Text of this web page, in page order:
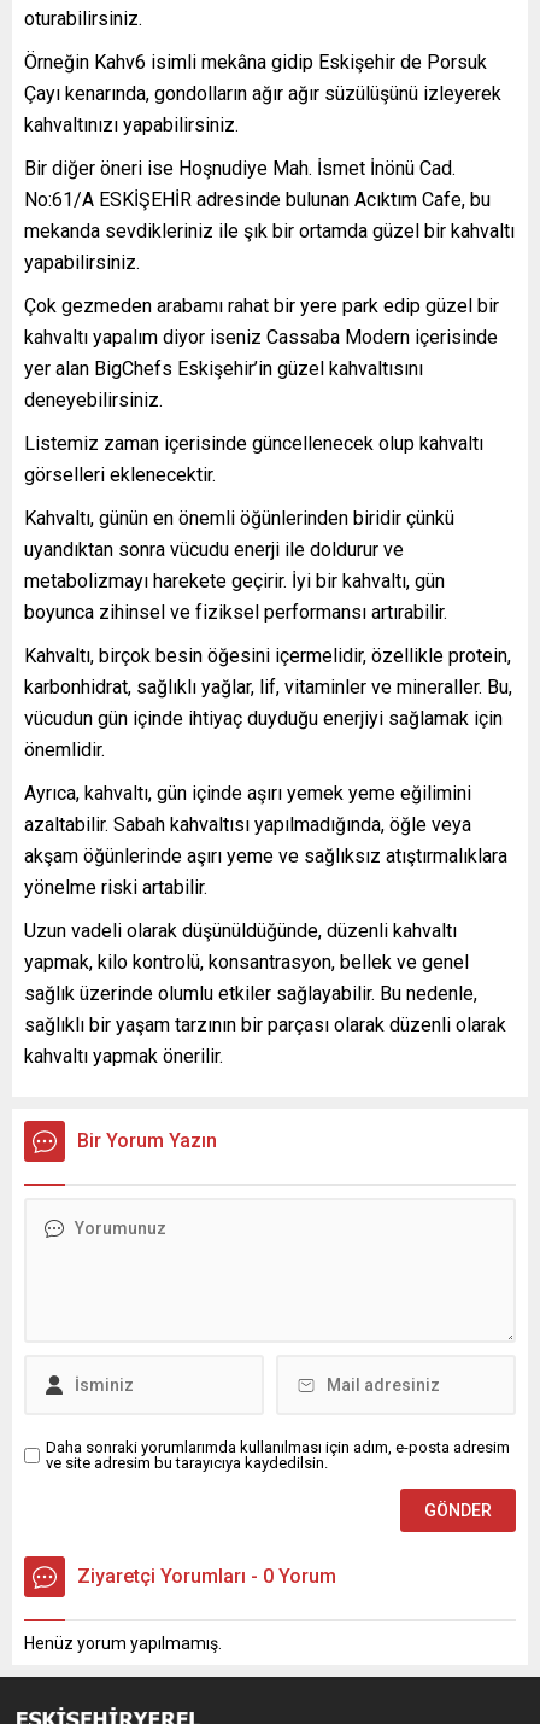
oturabilirsiniz.
Örneğin Kahv6 isimli mekâna gidip Eskişehir de Porsuk
Çayı kenarında, gondolların ağır ağır süzülüşünü izleyerek
kahvaltınızı yapabilirsiniz.
Bir diğer öneri ise Hoşnudiye Mah. İsmet İnönü Cad.
No:61/A ESKİŞEHİR adresinde bulunan Acıktım Cafe, bu
mekanda sevdikleriniz ile şık bir ortamda güzel bir kahvaltı
yapabilirsiniz.
Çok gezmeden arabamı rahat bir yere park edip güzel bir
kahvaltı yapalım diyor iseniz Cassaba Modern içerisinde
yer alan BigChefs Eskişehir’in güzel kahvaltısını
deneyebilirsiniz.
Listemiz zaman içerisinde güncellenecek olup kahvaltı
görselleri eklenecektir.
Kahvaltı, günün en önemli öğünlerinden biridir çünkü
uyandıktan sonra vücudu enerji ile doldurur ve
metabolizmayı harekete geçirir. İyi bir kahvaltı, gün
boyunca zihinsel ve fiziksel performansı artırabilir.
Kahvaltı, birçok besin öğesini içermelidir, özellikle protein,
karbonhidrat, sağlıklı yağlar, lif, vitaminler ve mineraller. Bu,
vücudun gün içinde ihtiyaç duyduğu enerjiyi sağlamak için
önemlidir.
Ayrıca, kahvaltı, gün içinde aşırı yemek yeme eğilimini
azaltabilir. Sabah kahvaltısı yapılmadığında, öğle veya
akşam öğünlerinde aşırı yeme ve sağlıksız atıştırmalıklara
yönelme riski artabilir.
Uzun vadeli olarak düşünüldüğünde, düzenli kahvaltı
yapmak, kilo kontrolü, konsantrasyon, bellek ve genel
sağlık üzerinde olumlu etkiler sağlayabilir. Bu nedenle,
sağlıklı bir yaşam tarzının bir parçası olarak düzenli olarak
kahvaltı yapmak önerilir.
Bir Yorum Yazın
Daha sonraki yorumlarımda kullanılması için adım, e-posta adresim
ve site adresim bu tarayıcıya kaydedilsin.
Ziyaretçi Yorumları - 0 Yorum
Henüz yorum yapılmamış.